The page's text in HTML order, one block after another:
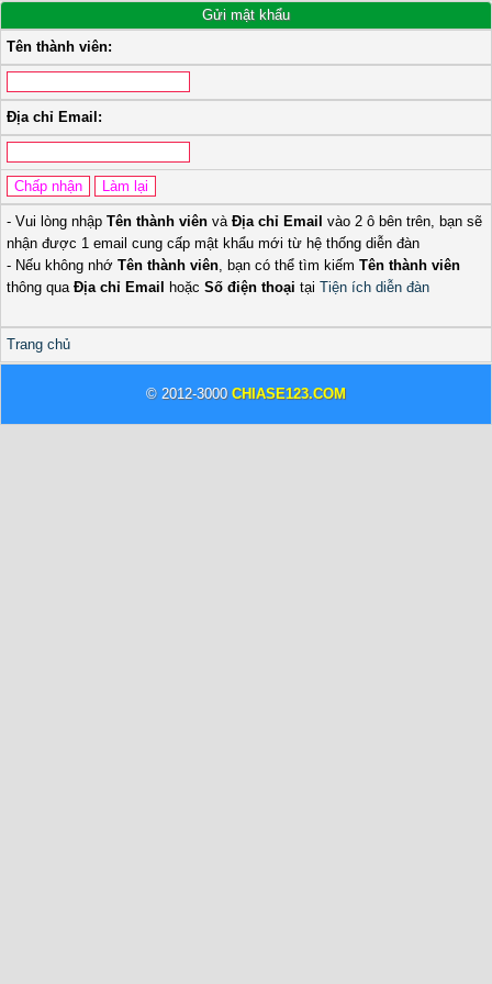
Gửi mật khẩu
Tên thành viên:
Địa chỉ Email:
- Vui lòng nhập Tên thành viên và Địa chỉ Email vào 2 ô bên trên, bạn sẽ
nhận được 1 email cung cấp mật khẩu mới từ hệ thống diễn đàn
- Nếu không nhớ Tên thành viên, bạn có thể tìm kiếm Tên thành viên
thông qua Địa chỉ Email hoặc Số điện thoại tại Tiện ích diễn đàn
Trang chủ
© 2012-3000 CHIASE123.COM